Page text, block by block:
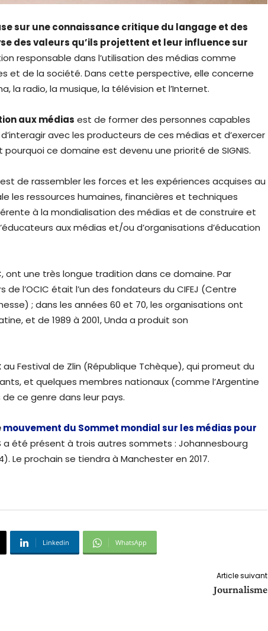
sur une connaissance critique du langage et des
des valeurs qu’ils projettent et leur influence sur
responsable dans l’utilisation des médias comme
et de la société. Dans cette perspective, elle concerne
la radio, la musique, la télévision et l’Internet.
aux médias est de former des personnes capables
avec les producteurs de ces médias et d’exercer
ce domaine est devenu une priorité de SIGNIS.
de rassembler les forces et les expériences acquises au
les ressources humaines, financières et techniques
à la mondialisation des médias et de construire et
aux médias et/ou d’organisations d’éducation
ont une très longue tradition dans ce domaine. Par
l’OCIC était l’un des fondateurs du CIFEJ (Centre
; dans les années 60 et 70, les organisations ont
et de 1989 à 2001, Unda a produit son
au Festival de Zlin (République Tchèque), qui promeut du
et quelques membres nationaux (comme l’Argentine
ce genre dans leur pays.
mouvement du Sommet mondial sur les médias pour
a été présent à trois autres sommets : Johannesbourg
Le prochain se tiendra à Manchester en 2017.
Linkedin WhatsApp
Article suivant
Journalisme